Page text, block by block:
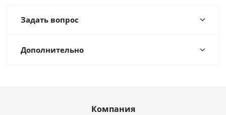
Задать вопрос
Дополнительно
Компания